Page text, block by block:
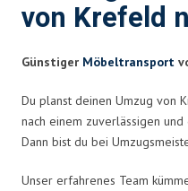
von Krefeld
Günstiger Möbeltransport
Du planst deinen Umzug von
nach einem zuverlässigen
Dann bist du bei
Unser erfahrenes Team